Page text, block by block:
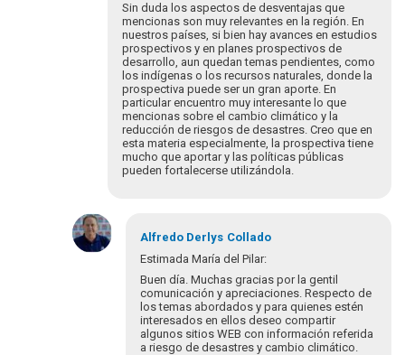
Sin duda los aspectos de desventajas que
mencionas son muy relevantes en la región. En
nuestros países, si bien hay avances en estudios
prospectivos y en planes prospectivos de
desarrollo, aun quedan temas pendientes, como
los indígenas o los recursos naturales, donde la
prospectiva puede ser un gran aporte. En
particular encuentro muy interesante lo que
mencionas sobre el cambio climático y la
reducción de riesgos de desastres. Creo que en
esta materia especialmente, la prospectiva tiene
mucho que aportar y las políticas públicas
pueden fortalecerse utilizándola.
respuesta
Alfredo Derlys Collado
Estimada María del Pilar:
Buen día. Muchas gracias por la gentil
comunicación y apreciaciones. Respecto de
los temas abordados y para quienes estén
interesados en ellos deseo compartir
algunos sitios WEB con información referida
a riesgo de desastres y cambio climático.